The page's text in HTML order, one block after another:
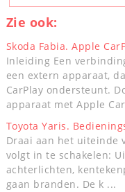
Zie ook:
Skoda Fabia. Apple
Inleiding Een
een extern apparaat,
CarPlay ondersteunt.
apparaat met Apple
Toyota Yaris.
Draai aan het uiteinde
volgt in te schakelen:
achterlichten,
gaan branden. De k ...